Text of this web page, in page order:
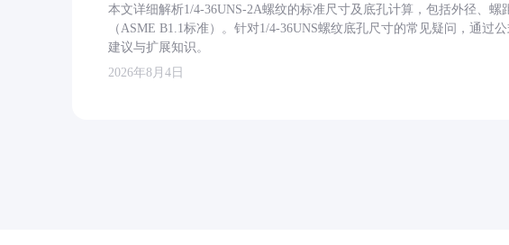
本文详细解析1/4-36UNS-2A螺纹的标准尺寸及底孔计算，包括外径、
（ASME B1.1标准）。针对1/4-36UNS螺纹底孔尺寸的常见疑问，通过
建议与扩展知识。
2026年8月4日